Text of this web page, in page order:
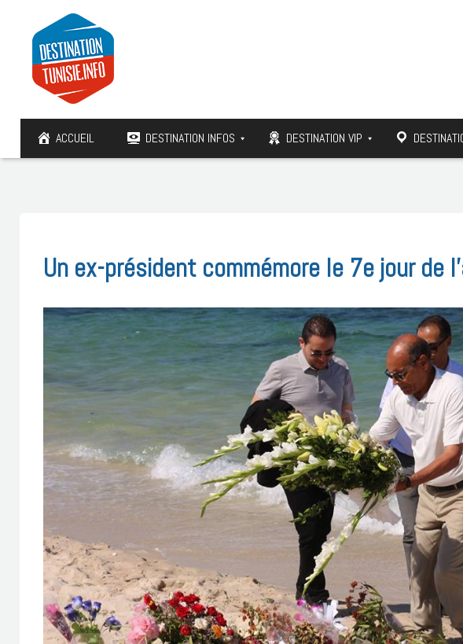
ACCUEIL DESTINATION INFOS DESTINATION VIP
Un ex-président commémore le 7e jour de